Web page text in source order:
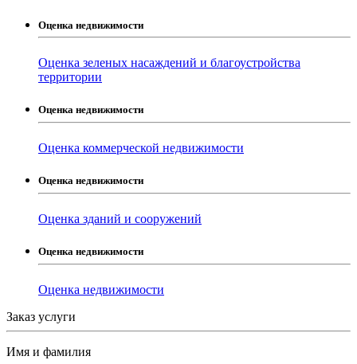
Оценка недвижимости
Оценка зеленых насаждений и благоустройства
территории
Оценка недвижимости
Оценка коммерческой недвижимости
Оценка недвижимости
Оценка зданий и сооружений
Оценка недвижимости
Оценка недвижимости
Заказ услуги
Имя и фамилия